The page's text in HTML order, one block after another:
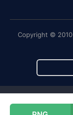
Copyright ©